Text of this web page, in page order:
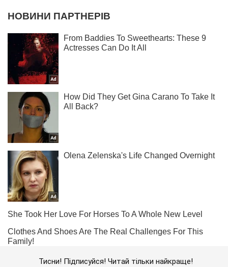
Тисни! Підписуйся! Читай тільки найкраще!